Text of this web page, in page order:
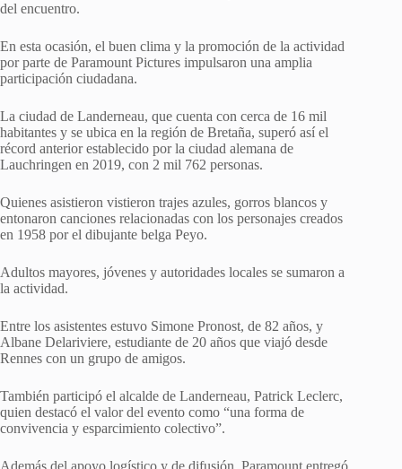
del encuentro.
En esta ocasión, el buen clima y la promoción de la actividad
por parte de Paramount Pictures impulsaron una amplia
participación ciudadana.
La ciudad de Landerneau, que cuenta con cerca de 16 mil
habitantes y se ubica en la región de Bretaña, superó así el
récord anterior establecido por la ciudad alemana de
Lauchringen en 2019, con 2 mil 762 personas.
Quienes asistieron vistieron trajes azules, gorros blancos y
entonaron canciones relacionadas con los personajes creados
en 1958 por el dibujante belga Peyo.
Adultos mayores, jóvenes y autoridades locales se sumaron a
la actividad.
Entre los asistentes estuvo Simone Pronost, de 82 años, y
Albane Delariviere, estudiante de 20 años que viajó desde
Rennes con un grupo de amigos.
También participó el alcalde de Landerneau, Patrick Leclerc,
quien destacó el valor del evento como “una forma de
convivencia y esparcimiento colectivo”.
Además del apoyo logístico y de difusión, Paramount entregó